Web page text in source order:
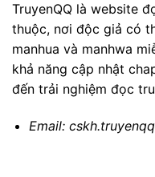
TruyenQQ là website
thuộc, nơi độc giả có
manhua và manhwa
khả năng cập nhật
đến trải nghiệm đọc
Email: